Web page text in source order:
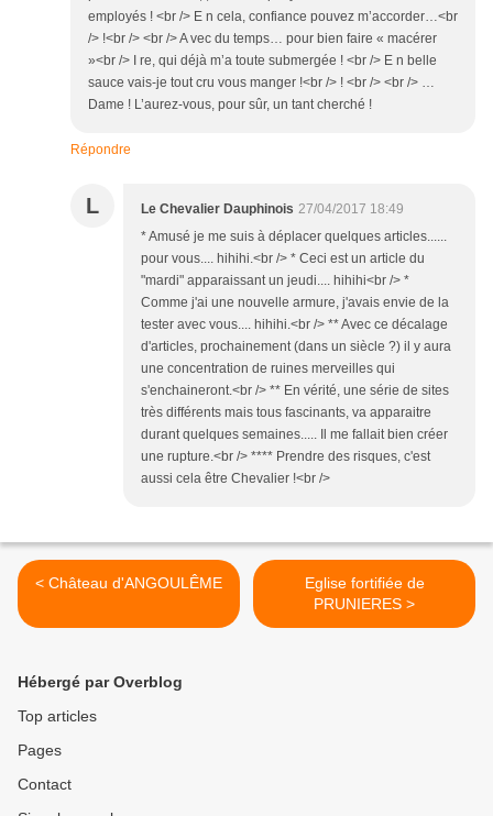
employés ! <br /> E n cela, confiance pouvez m’accorder…<br
/> !<br /> <br /> A vec du temps… pour bien faire « macérer
»<br /> I re, qui déjà m’a toute submergée ! <br /> E n belle
sauce vais-je tout cru vous manger !<br /> ! <br /> <br /> …
Dame ! L’aurez-vous, pour sûr, un tant cherché !
Répondre
L Le Chevalier Dauphinois 27/04/2017 18:49
* Amusé je me suis à déplacer quelques articles......
pour vous.... hihihi.<br /> * Ceci est un article du
"mardi" apparaissant un jeudi.... hihihi<br /> *
Comme j'ai une nouvelle armure, j'avais envie de la
tester avec vous.... hihihi.<br /> ** Avec ce décalage
d'articles, prochainement (dans un siècle ?) il y aura
une concentration de ruines merveilles qui
s'enchaineront.<br /> ** En vérité, une série de sites
très différents mais tous fascinants, va apparaitre
durant quelques semaines..... Il me fallait bien créer
une rupture.<br /> **** Prendre des risques, c'est
aussi cela être Chevalier !<br />
< Château d'ANGOULÊME
Eglise fortifiée de
PRUNIERES >
Hébergé par Overblog
Top articles
Pages
Contact